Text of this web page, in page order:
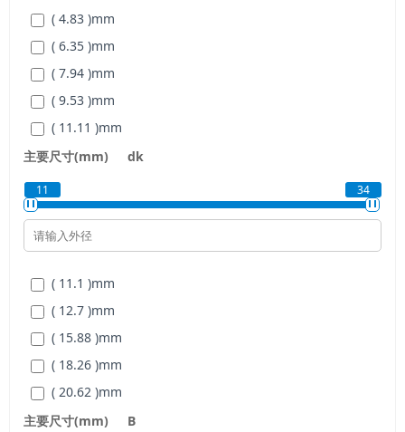
( 4.83 )mm
( 6.35 )mm
( 7.94 )mm
( 9.53 )mm
( 11.11 )mm
( 12.7 )mm
( 15.88 )
( 19.05 )mm
主要尺寸(mm) dk
11 34
( 11.1 )mm
( 12.7 )mm
( 15.88 )mm
( 18.26 )mm
( 20.62 )mm
( 23.81 )mm
主要尺寸(mm) B